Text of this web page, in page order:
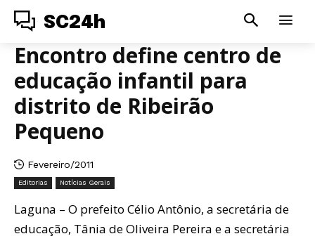
SC24h
Encontro define centro de
educação infantil para
distrito de Ribeirão
Pequeno
Fevereiro/2011
Editorias Notícias Gerais
Laguna – O prefeito Célio Antônio, a secretária de
educação, Tânia de Oliveira Pereira e a secretária